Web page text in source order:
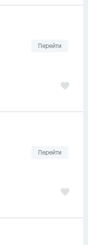
Перейти
Перейти